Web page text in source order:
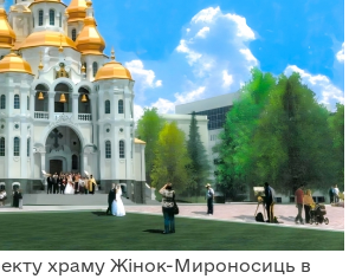
храму Жінок-Мироносиць в